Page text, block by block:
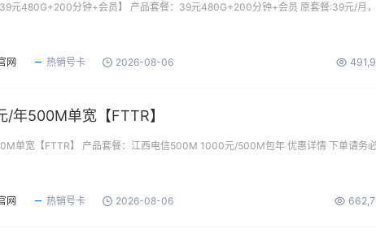
元480G+200分钟+会员】 产品套餐：39元480G+200分钟+会员 原套餐:39元/月
网 热销号卡 2026-08-06
/年500M单宽【FTTR】
单宽【FTTR】 产品套餐：江西电信500M 1000元/500M包年 优惠详情 下单请务
网 热销号卡 2026-08-06